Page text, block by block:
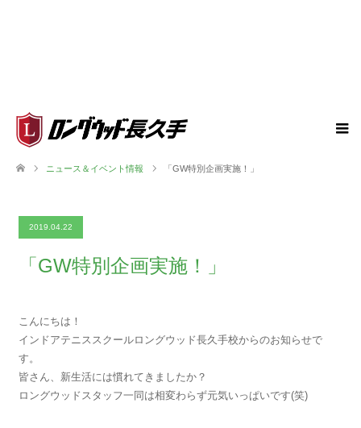
ニュース＆イベント情報 「GW特別企画実施！」
2019.04.22
「GW特別企画実施！」
こんにちは！
インドアテニススクールロングウッド長久手校からのお知らせで
す。
皆さん、新生活には慣れてきましたか？
ロングウッドスタッフ一同は相変わらず元気いっぱいです(笑)